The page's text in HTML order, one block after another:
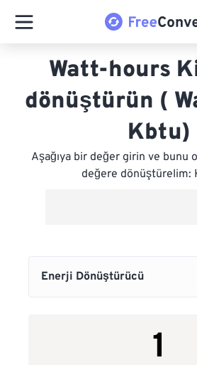
Watt-hours
dönüştürün (
Kbtu)
Aşağıya bir değer girin ve bunu
değere dönüştürelim: